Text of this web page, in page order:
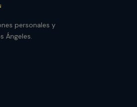
personales y
Ángeles.